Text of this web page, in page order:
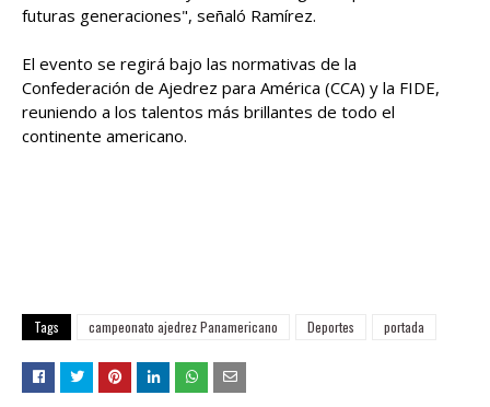
futuras generaciones", señaló Ramírez.
El evento se regirá bajo las normativas de la
Confederación de Ajedrez para América (CCA) y la FIDE,
reuniendo a los talentos más brillantes de todo el
continente americano.
Tags campeonato ajedrez Panamericano Deportes portada